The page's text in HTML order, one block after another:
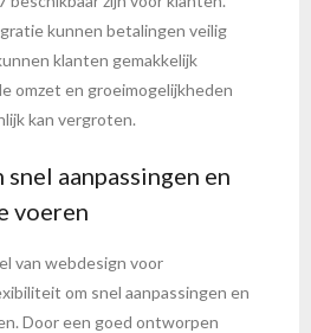
kunnen betalingen veilig
klanten gemakkelijk
omzet en groeimogelijkheden
kan vergroten.
aanpassingen en
voeren
van webdesign voor
om snel aanpassingen en
Door een goed ontworpen